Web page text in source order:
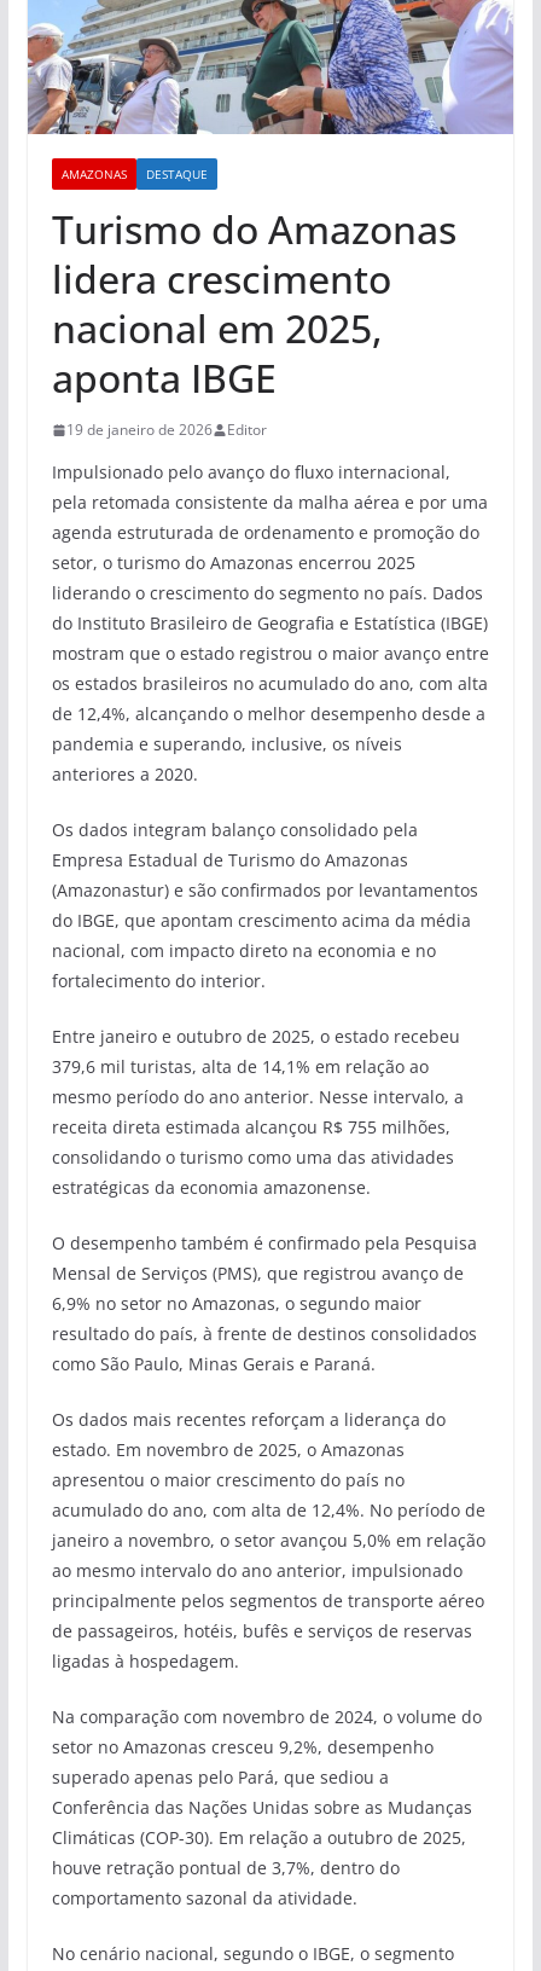
AMAZONAS DESTAQUE
Turismo do Amazonas
lidera crescimento
nacional em 2025,
aponta IBGE
19 de janeiro de 2026 Editor
Impulsionado pelo avanço do fluxo internacional,
pela retomada consistente da malha aérea e por uma
agenda estruturada de ordenamento e promoção do
setor, o turismo do Amazonas encerrou 2025
liderando o crescimento do segmento no país. Dados
do Instituto Brasileiro de Geografia e Estatística (IBGE)
mostram que o estado registrou o maior avanço entre
os estados brasileiros no acumulado do ano, com alta
de 12,4%, alcançando o melhor desempenho desde a
pandemia e superando, inclusive, os níveis
anteriores a 2020.
Os dados integram balanço consolidado pela
Empresa Estadual de Turismo do Amazonas
(Amazonastur) e são confirmados por levantamentos
do IBGE, que apontam crescimento acima da média
nacional, com impacto direto na economia e no
fortalecimento do interior.
Entre janeiro e outubro de 2025, o estado recebeu
379,6 mil turistas, alta de 14,1% em relação ao
mesmo período do ano anterior. Nesse intervalo, a
receita direta estimada alcançou R$ 755 milhões,
consolidando o turismo como uma das atividades
estratégicas da economia amazonense.
O desempenho também é confirmado pela Pesquisa
Mensal de Serviços (PMS), que registrou avanço de
6,9% no setor no Amazonas, o segundo maior
resultado do país, à frente de destinos consolidados
como São Paulo, Minas Gerais e Paraná.
Os dados mais recentes reforçam a liderança do
estado. Em novembro de 2025, o Amazonas
apresentou o maior crescimento do país no
acumulado do ano, com alta de 12,4%. No período de
janeiro a novembro, o setor avançou 5,0% em relação
ao mesmo intervalo do ano anterior, impulsionado
principalmente pelos segmentos de transporte aéreo
de passageiros, hotéis, bufês e serviços de reservas
ligadas à hospedagem.
Na comparação com novembro de 2024, o volume do
setor no Amazonas cresceu 9,2%, desempenho
superado apenas pelo Pará, que sediou a
Conferência das Nações Unidas sobre as Mudanças
Climáticas (COP-30). Em relação a outubro de 2025,
houve retração pontual de 3,7%, dentro do
comportamento sazonal da atividade.
No cenário nacional, segundo o IBGE, o segmento